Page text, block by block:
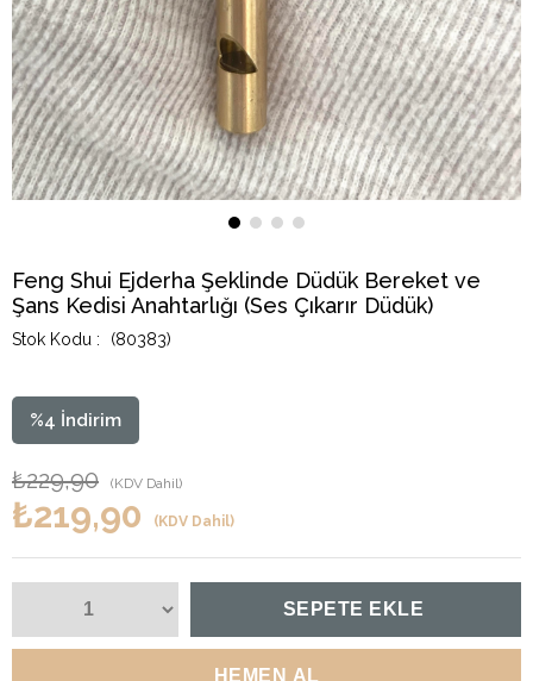
Feng Shui Ejderha Şeklinde Düdük Bereket ve
Şans Kedisi Anahtarlığı (Ses Çıkarır Düdük)
(80383)
%4 İndirim
₺229,90 (KDV Dahil)
₺219,90 (KDV Dahil)